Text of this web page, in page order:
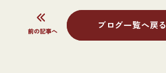
ブログ一覧へ戻る